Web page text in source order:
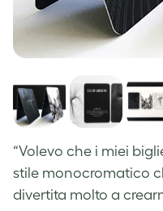
“Volevo che i miei
stile monocromatico
divertita molto a